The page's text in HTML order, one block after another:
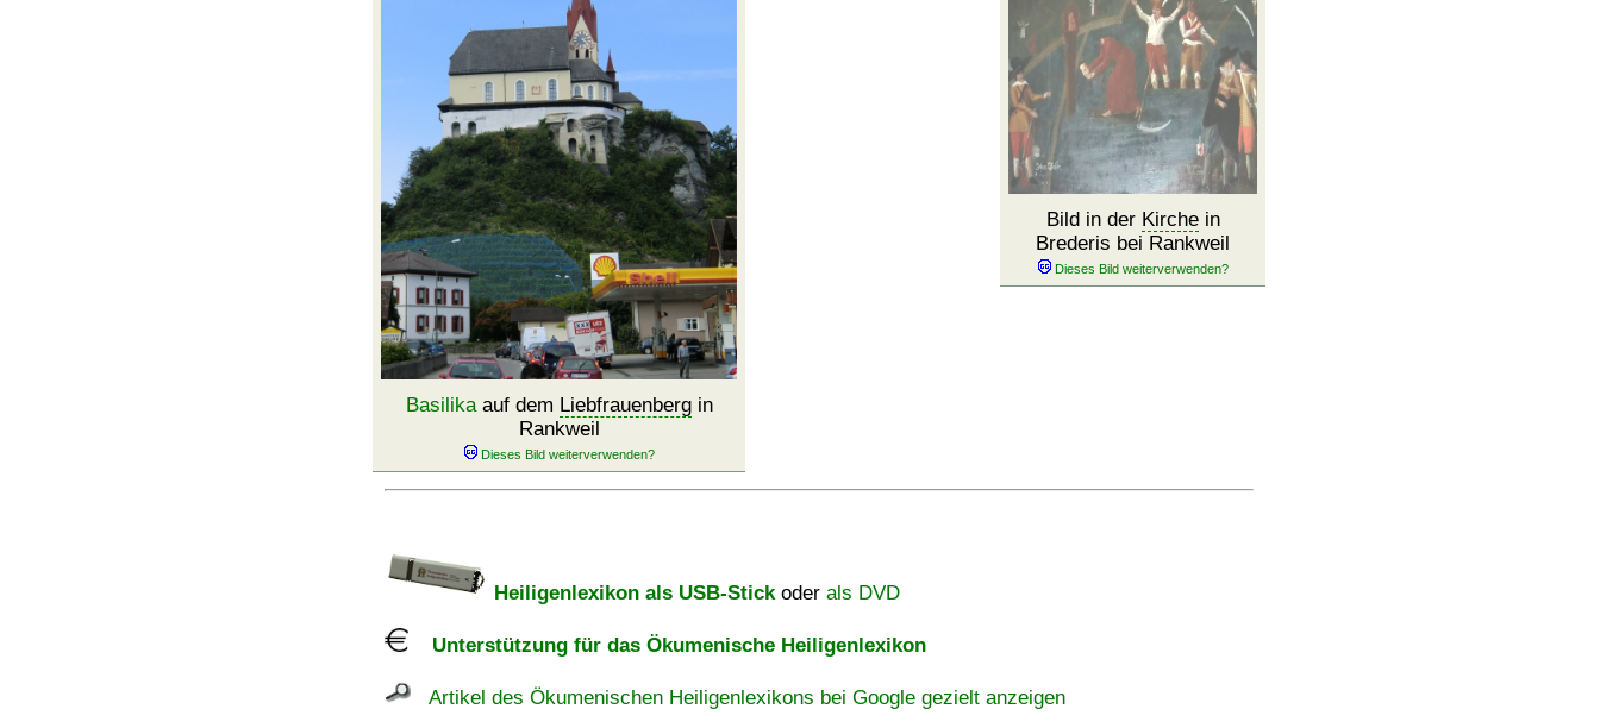
Bild in der Kirchein
Brederis bei Rankweil
Basilikaauf dem Liebfrauenbergin
Rankweil
Heiligenlexikon als USB-Stickoder als DVD
Unterstützung für das Ökumenische Heiligenlexikon
Artikel des Ökumenischen Heiligenlexikons bei Google gezielt anzeigen